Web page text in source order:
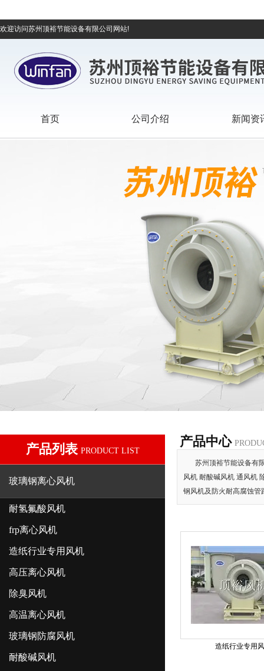
欢迎访问苏州顶裕节能设备有限公司网站!
首页 公司介绍 新闻资
产品列表 PRODUCT LIST
玻璃钢离心风机
耐氢氟酸风机
frp离心风机
造纸行业专用风机
高压离心风机
除臭风机
高温离心风机
玻璃钢防腐风机
耐酸碱风机
产品中心
苏州顶裕节能设备有
风机 耐酸碱风机 通风机
钢风机及防火耐高腐蚀
造纸行业专用